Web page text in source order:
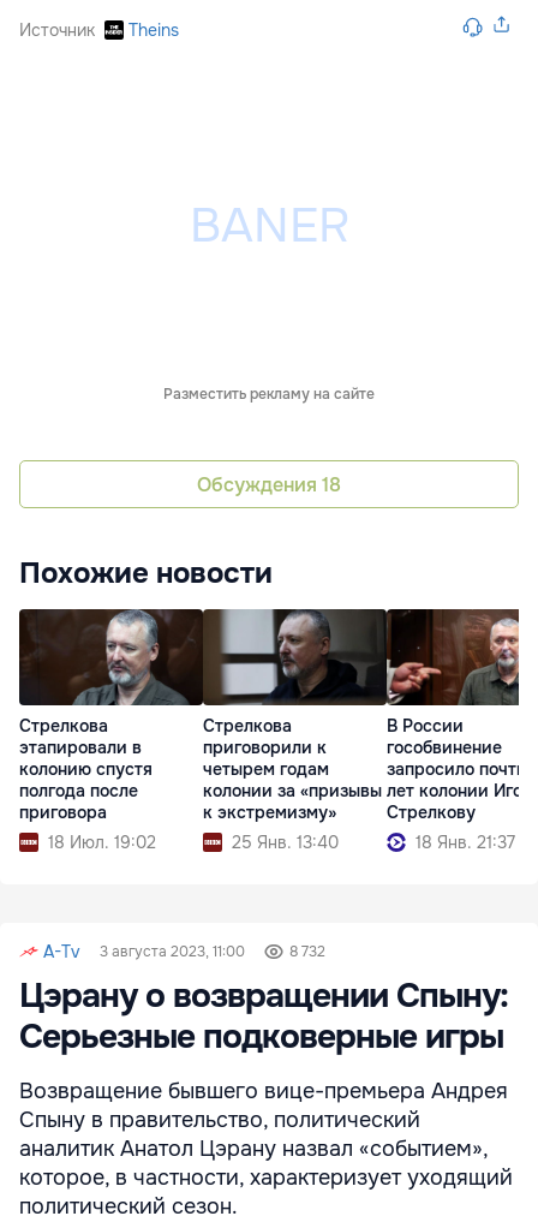
Источник Theins
Разместить рекламу на сайте
Обсуждения 18
Похожие новости
Стрелкова
этапировали в
колонию спустя
полгода после
приговора
18 Июл. 19:02
Стрелкова
приговорили к
четырем годам
колонии за «призывы
к экстремизму»
25 Янв. 13:40
В России
гособвинение
запросило почти
лет колонии
Стрелкову
18 Янв. 21:37
A-Tv 3 августа 2023, 11:00 8 732
Цэрану о возвращении Спыну:
Серьезные подковерные игры
Возвращение бывшего вице-премьера Андрея
Спыну в правительство, политический
аналитик Анатол Цэрану назвал «событием»,
которое, в частности, характеризует уходящий
политический сезон.